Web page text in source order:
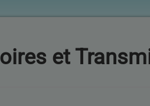
et